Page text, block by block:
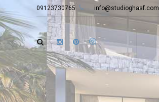
info@studioghaaf.com
09123730765